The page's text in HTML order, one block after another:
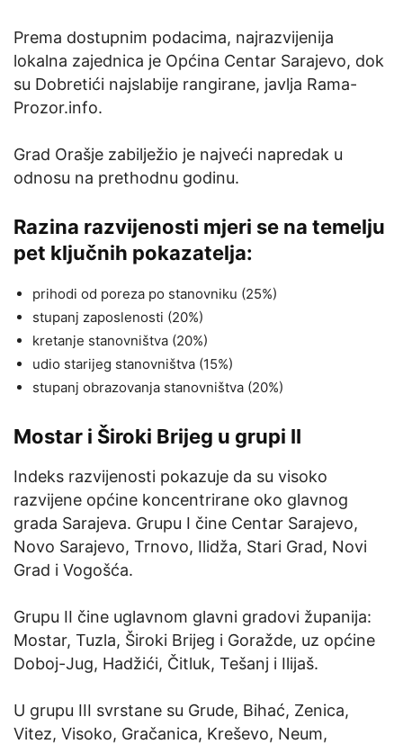
Prema dostupnim podacima, najrazvijenija
lokalna zajednica je Općina Centar Sarajevo, dok
su Dobretići najslabije rangirane, javlja Rama-
Prozor.info.
Grad Orašje zabilježio je najveći napredak u
odnosu na prethodnu godinu.
Razina razvijenosti mjeri se na temelju
pet ključnih pokazatelja:
prihodi od poreza po stanovniku (25%)
stupanj zaposlenosti (20%)
kretanje stanovništva (20%)
udio starijeg stanovništva (15%)
stupanj obrazovanja stanovništva (20%)
Mostar i Široki Brijeg u grupi II
Indeks razvijenosti pokazuje da su visoko
razvijene općine koncentrirane oko glavnog
grada Sarajeva. Grupu I čine Centar Sarajevo,
Novo Sarajevo, Trnovo, Ilidža, Stari Grad, Novi
Grad i Vogošća.
Grupu II čine uglavnom glavni gradovi županija:
Mostar, Tuzla, Široki Brijeg i Goražde, uz općine
Doboj-Jug, Hadžići, Čitluk, Tešanj i Ilijaš.
U grupu III svrstane su Grude, Bihać, Zenica,
Vitez, Visoko, Gračanica, Kreševo, Neum,